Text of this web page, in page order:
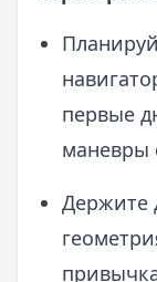
первые
маневры
Держите